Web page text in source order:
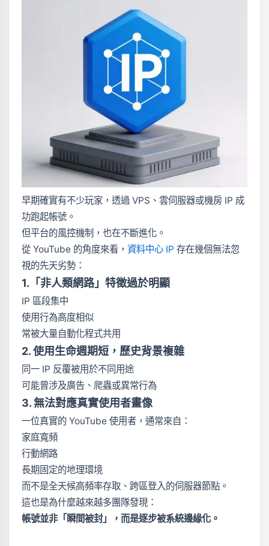
早期確實有不少玩家，透過 VPS、雲伺服器或機房 IP 成
功跑起帳號。
但平台的風控機制，也在不斷進化。
從 YouTube 的角度來看， 資料中心 IP 存在幾個無法忽
視的先天劣勢：
1.「非人類網路」特徵過於明顯
IP 區段集中
使用行為高度相似
常被大量自動化程式共用
2. 使用生命週期短，歷史背景複雜
同一 IP 反覆被用於不同用途
可能曾涉及廣告、爬蟲或異常行為
3. 無法對應真實使用者畫像
一位真實的 YouTube 使用者，通常來自：
家庭寬頻
行動網路
長期固定的地理環境
而不是全天候高頻率存取、跨區登入的伺服器節點。
這也是為什麼越來越多團隊發現：
帳號並非「瞬間被封」，而是逐步被系統邊緣化。